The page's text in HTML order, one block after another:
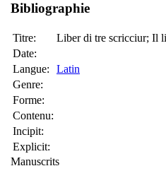
Bibliographie
Titre:
Liber di tre scricciur; Il
Date:
Langue:
Latin
Genre:
Forme:
Contenu:
Incipit:
Explicit:
Manuscrits